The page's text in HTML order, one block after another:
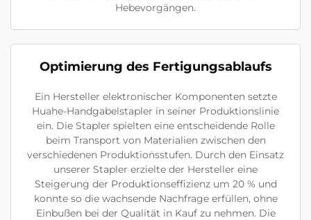
Hebevorgängen.
Optimierung des Fertigungsablaufs
Ein Hersteller elektronischer Komponenten setzte
Huahe-Handgabelstapler in seiner Produktionslinie
ein. Die Stapler spielten eine entscheidende Rolle
beim Transport von Materialien zwischen den
verschiedenen Produktionsstufen. Durch den Einsatz
unserer Stapler erzielte der Hersteller eine
Steigerung der Produktionseffizienz um 20 % und
konnte so die wachsende Nachfrage erfüllen, ohne
Einbußen bei der Qualität in Kauf zu nehmen. Die